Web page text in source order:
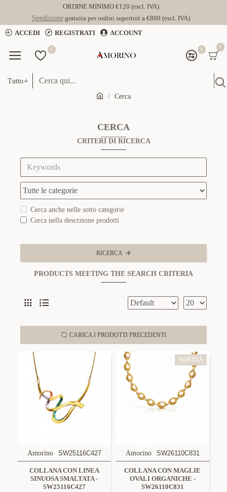
ORDINE MINIMO €120 (escl. IVA)
Spedizionegratuita per ordini superiori a €800 (escl. IVA)
ACCEDI
REGISTRATI ACCOUNT
0 0 0
Tutto
Cerca
CERCA
CRITERI DI RICERCA
Cerca anche nelle sotto categorie
Cerca nella descrzione prodotti
RICERCA
PRODUCTS MEETING THE SEARCH CRITERIA
CARICA I PRODOTTI PRECEDENTI
Amorino SW25116C427
COLLANA CON LINEA
SINUOSA SMALTATA -
SW25116C427
NOVITÀ
Amorino SW26110C831
COLLANA CON MAGLIE
OVALI ORGANICHE -
SW26110C831